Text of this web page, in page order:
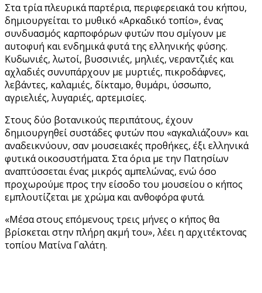
Στα τρία πλευρικά παρτέρια, περιφερειακά του κήπου,
δημιουργείται το μυθικό «Αρκαδικό τοπίο», ένας
συνδυασμός καρποφόρων φυτών που σμίγουν με
αυτοφυή και ενδημικά φυτά της ελληνικής φύσης.
Κυδωνιές, λωτοί, βυσσινιές, μηλιές, νεραντζιές και
αχλαδιές συνυπάρχουν με μυρτιές, πικροδάφνες,
λεβάντες, καλαμιές, δίκταμο, θυμάρι, ύσσωπο,
αγριελιές, λυγαριές, αρτεμισίες.
Στους δύο βοτανικούς περιπάτους, έχουν
δημιουργηθεί συστάδες φυτών που «αγκαλιάζουν» και
αναδεικνύουν, σαν μουσειακές προθήκες, έξι ελληνικά
φυτικά οικοσυστήματα. Στα όρια με την Πατησίων
αναπτύσσεται ένας μικρός αμπελώνας, ενώ όσο
προχωρούμε προς την είσοδο του μουσείου ο κήπος
εμπλουτίζεται με χρώμα και ανθοφόρα φυτά.
«Μέσα στους επόμενους τρεις μήνες ο κήπος θα
βρίσκεται στην πλήρη ακμή του», λέει η αρχιτέκτονας
τοπίου Ματίνα Γαλάτη.